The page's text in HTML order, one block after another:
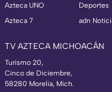
Azteca UNO
Azteca 7
Deportes
adn
TV AZTECA MICHOACÁN
Turismo 20,
Cinco de Diciembre,
58280 Morelia, Mich.